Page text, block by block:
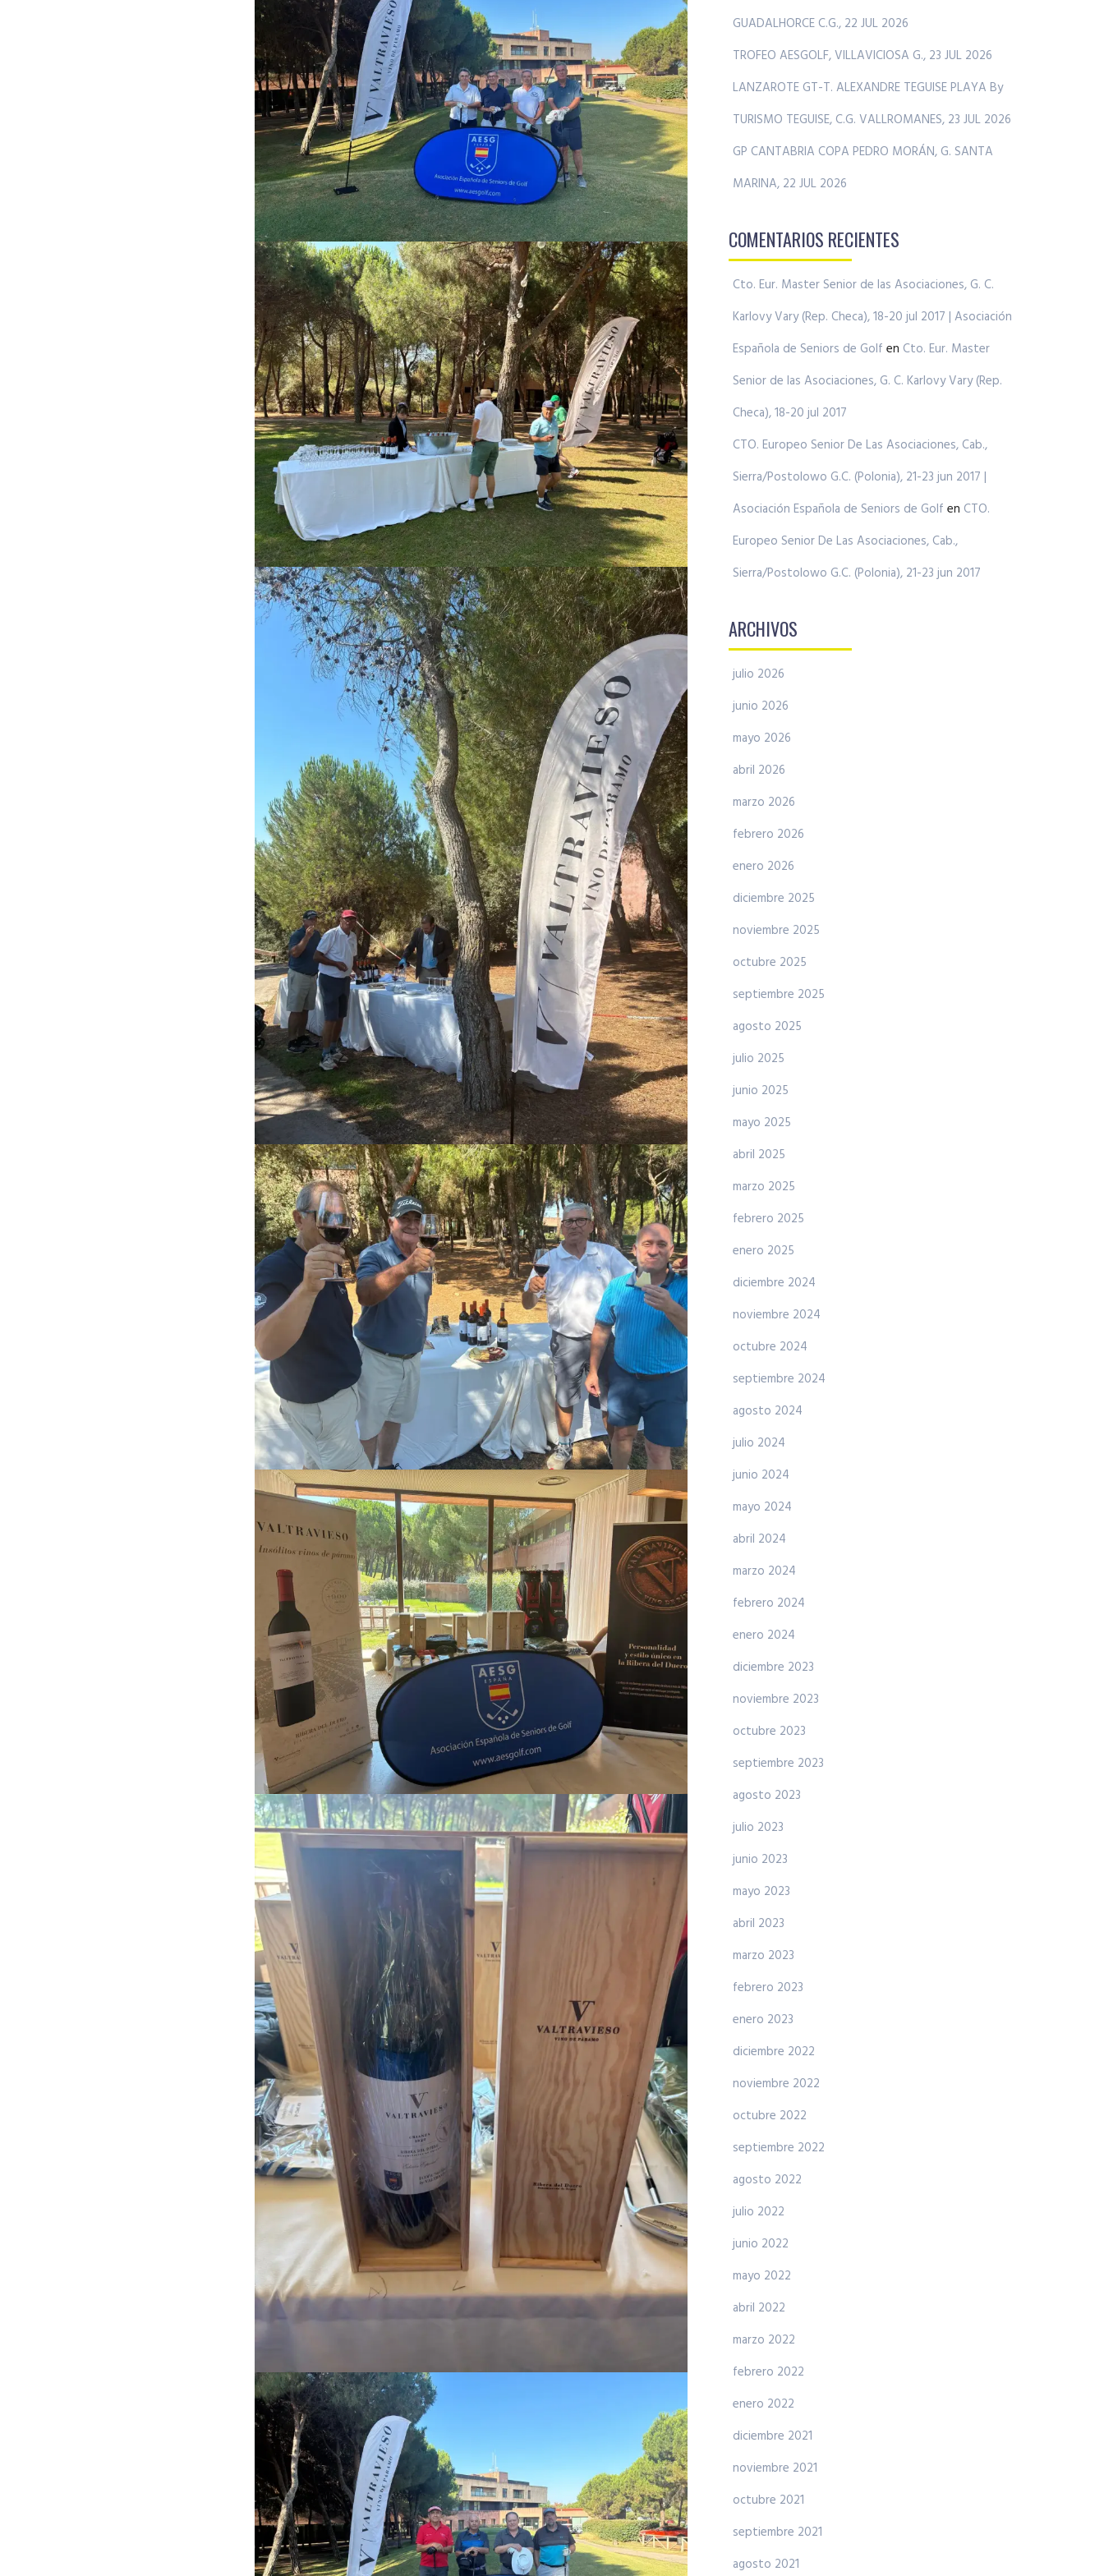
GUADALHORCE C.G., 22 JUL 2026
TROFEO AESGOLF, VILLAVICIOSA G., 23 JUL 2026
LANZAROTE GT-T. ALEXANDRE TEGUISE PLAYA By
TURISMO TEGUISE, C.G. VALLROMANES, 23 JUL 2026
GP CANTABRIA COPA PEDRO MORÁN, G. SANTA
MARINA, 22 JUL 2026
COMENTARIOS RECIENTES
Cto. Eur. Master Senior de las Asociaciones, G. C.
Karlovy Vary (Rep. Checa), 18-20 jul 2017 | Asociación
Española de Seniors de Golf en Cto. Eur. Master
Senior de las Asociaciones, G. C. Karlovy Vary (Rep.
Checa), 18-20 jul 2017
CTO. Europeo Senior De Las Asociaciones, Cab.,
Sierra/Postolowo G.C. (Polonia), 21-23 jun 2017 |
Asociación Española de Seniors de Golf en CTO.
Europeo Senior De Las Asociaciones, Cab.,
Sierra/Postolowo G.C. (Polonia), 21-23 jun 2017
ARCHIVOS
julio 2026
junio 2026
mayo 2026
abril 2026
marzo 2026
febrero 2026
enero 2026
diciembre 2025
noviembre 2025
octubre 2025
septiembre 2025
agosto 2025
julio 2025
junio 2025
mayo 2025
abril 2025
marzo 2025
febrero 2025
enero 2025
diciembre 2024
noviembre 2024
octubre 2024
septiembre 2024
agosto 2024
julio 2024
junio 2024
mayo 2024
abril 2024
marzo 2024
febrero 2024
enero 2024
diciembre 2023
noviembre 2023
octubre 2023
septiembre 2023
agosto 2023
julio 2023
junio 2023
mayo 2023
abril 2023
marzo 2023
febrero 2023
enero 2023
diciembre 2022
noviembre 2022
octubre 2022
septiembre 2022
agosto 2022
julio 2022
junio 2022
mayo 2022
abril 2022
marzo 2022
febrero 2022
enero 2022
diciembre 2021
noviembre 2021
octubre 2021
septiembre 2021
agosto 2021